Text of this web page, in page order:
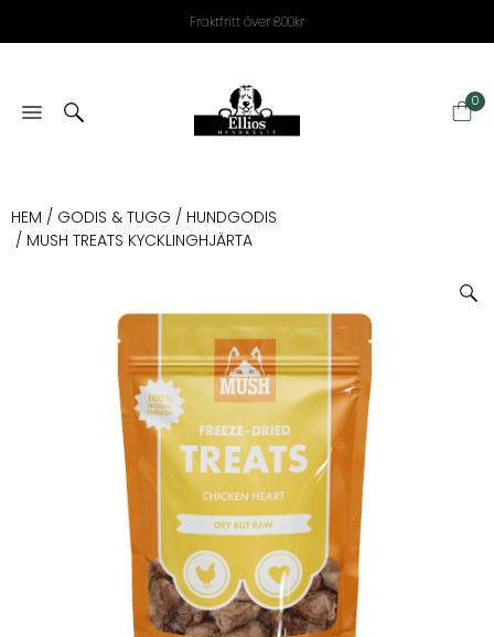
Fraktfritt över 800kr
0
HEM / GODIS & TUGG / HUNDGODIS
/ MUSH TREATS KYCKLINGHJÄRTA